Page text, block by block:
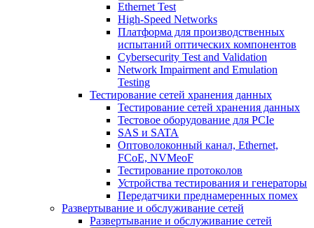
Ethernet Test
High-Speed Networks
Платформа для производственных
испытаний оптических компонентов
Cybersecurity Test and Validation
Network Impairment and Emulation
Testing
Тестирование сетей хранения данных
Тестирование сетей хранения данных
Тестовое оборудование для PCIe
SAS и SATA
Оптоволоконный канал, Ethernet,
FCoE, NVMeoF
Тестирование протоколов
Устройства тестирования и генераторы
Передатчики преднамеренных помех
Развертывание и обслуживание сетей
Развертывание и обслуживание сетей